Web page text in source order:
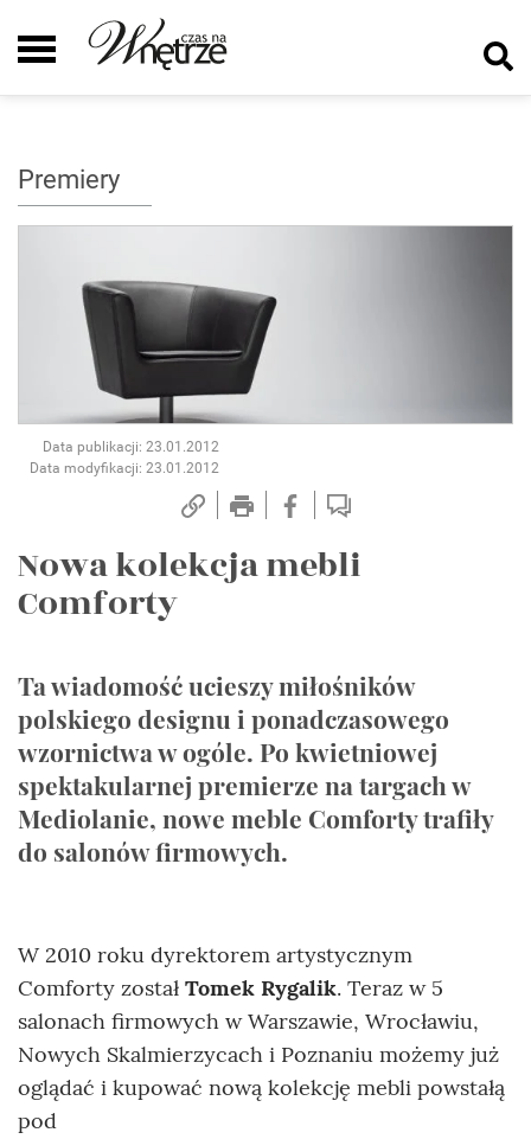
Premiery
Data publikacji: 23.01.2012
Data modyfikacji: 23.01.2012
Nowa kolekcja mebli
Comforty
Ta wiadomość ucieszy miłośników
polskiego designu i ponadczasowego
wzornictwa w ogóle. Po kwietniowej
spektakularnej premierze na targach w
Mediolanie, nowe meble Comforty trafiły
do salonów firmowych.
W 2010 roku dyrektorem artystycznym
Comforty został Tomek Rygalik. Teraz w 5
salonach firmowych w Warszawie, Wrocławiu,
Nowych Skalmierzycach i Poznaniu możemy już
oglądać i kupować nową kolekcję mebli powstałą
pod